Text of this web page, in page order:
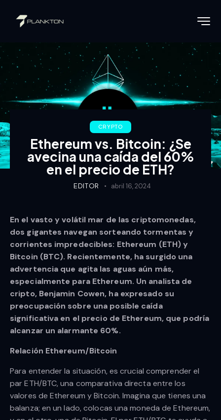
CRYPTO
Ethereum vs. Bitcoin: ¿Se
avecina una caída del 60%
en el precio de ETH?
EDITOR abril 16, 2024
En el vasto y volátil mar de las criptomonedas,
dos gigantes navegan sorteando tormentas y
corrientes impredecibles: Ethereum (ETH) y
Bitcoin (BTC). Recientemente, ha surgido una
advertencia que agita las aguas aún más,
especialmente para Ethereum. Un analista de
cripto, Benjamin Cowen, ha expresado su
preocupación sobre una posible caída
significativa en el precio de Ethereum, que podría
alcanzar un alarmante 60%.
Relación Ethereum/Bitcoin
Para entender la situación, es crucial comprender el
par ETH/BTC, una comparativa directa entre los
valores de Ethereum y Bitcoin. Imagina que tienes una
balanza; en un lado, colocas una moneda de Ethereum,